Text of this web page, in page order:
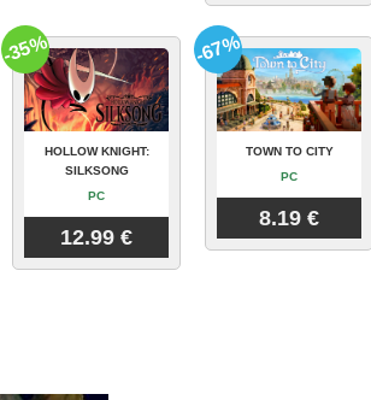
HOLLOW KNIGHT:
SILKSONG
PC
12.99 €
-35%
TOWN TO CITY
PC
8.19 €
-67%